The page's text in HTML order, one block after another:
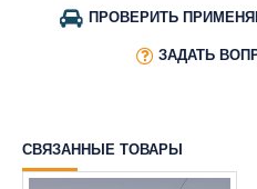
ПРОВЕРИТЬ
ЗАДАТЬ
СВЯЗАННЫЕ ТОВАРЫ